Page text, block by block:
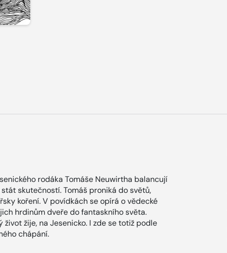
rodáka Tomáše Neuwirtha balancují
skutečností. Tomáš proniká do světů,
koření. V povídkách se opírá o vědecké
hrdinům dveře do fantaskního světa.
žije, na Jesenicko. I zde se totiž podle
chápání.